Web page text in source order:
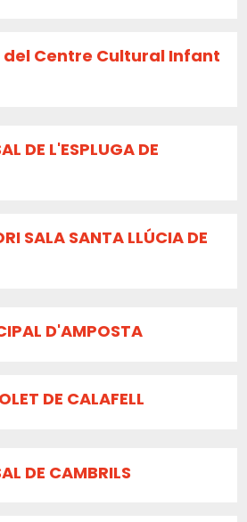
Centre Cultural Infant
DE L'ESPLUGA DE
SALA SANTA LLÚCIA DE
D'AMPOSTA
DE CALAFELL
DE CAMBRILS